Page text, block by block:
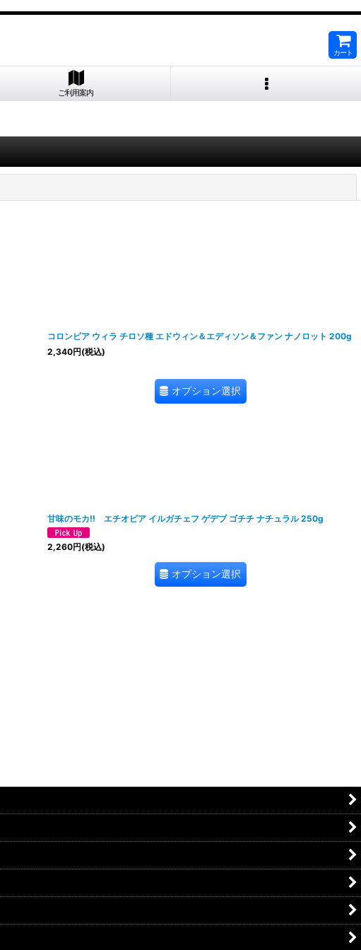
カート
ご利用案内
コロンビア ウィラ チロソ種 エドウィン＆エディソン＆ファン ナノロット 200g
2,340円(税込)
オプション選択
甘味のモカ!! エチオピア イルガチェフ ゲデブ ゴチチ ナチュラル 250g
2,260円(税込)
オプション選択